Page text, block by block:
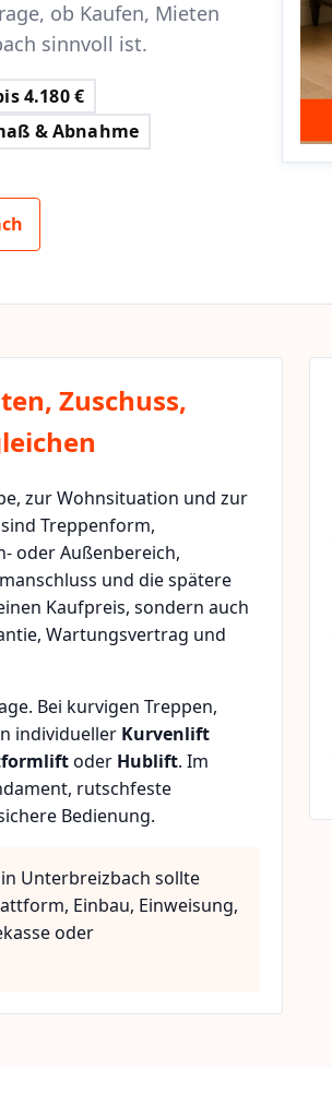
ob Kaufen, Mieten
sinnvoll ist.
4.180 €
& Abnahme
Zuschuss,
zur Wohnsituation und zur
Treppenform,
oder Außenbereich,
und die spätere
Kaufpreis, sondern auch
Wartungsvertrag und
Bei kurvigen Treppen,
individueller Kurvenlift
oder Hublift. Im
rutschfeste
Bedienung.
Unterbreizbach sollte
Einbau, Einweisung,
oder